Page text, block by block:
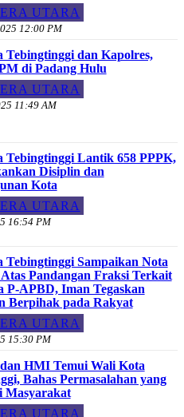
UTARA
12:00 PM
Tebingtinggi dan Kapolres,
di Padang Hulu
UTARA
11:49 AM
Tebingtinggi Lantik 658 PPPK,
Disiplin dan
Kota
UTARA
16:54 PM
Tebingtinggi Sampaikan Nota
Pandangan Fraksi Terkait
P-APBD, Iman Tegaskan
Berpihak pada Rakyat
UTARA
15:30 PM
HMI Temui Wali Kota
Bahas Permasalahan yang
Masyarakat
UTARA